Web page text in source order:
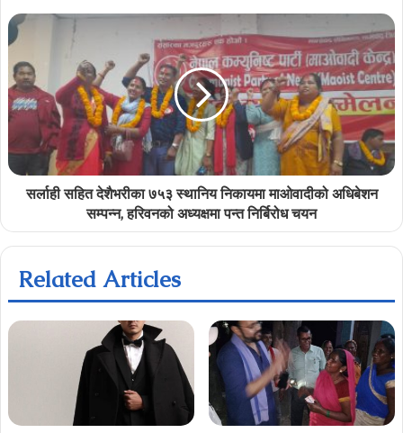
सर्लाही सहित देशैभरीका ७५३ स्थानिय निकायमा माओवादीको अधिबेशन
सम्पन्न, हरिवनको अध्यक्षमा पन्त निर्बिरोध चयन
Related Articles